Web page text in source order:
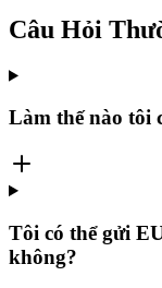
Câu Hỏi
Làm thế nào tôi
Tôi có thể gửi
không?